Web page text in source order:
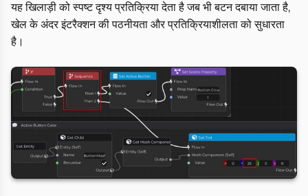
यह खिलाड़ी को स्पष्ट दृश्य प्रतिक्रिया देता है जब भी बटन दबाया जाता है,
खेल के अंदर इंटरैक्शन की पठनीयता और प्रतिक्रियाशीलता को सुधारता
है।